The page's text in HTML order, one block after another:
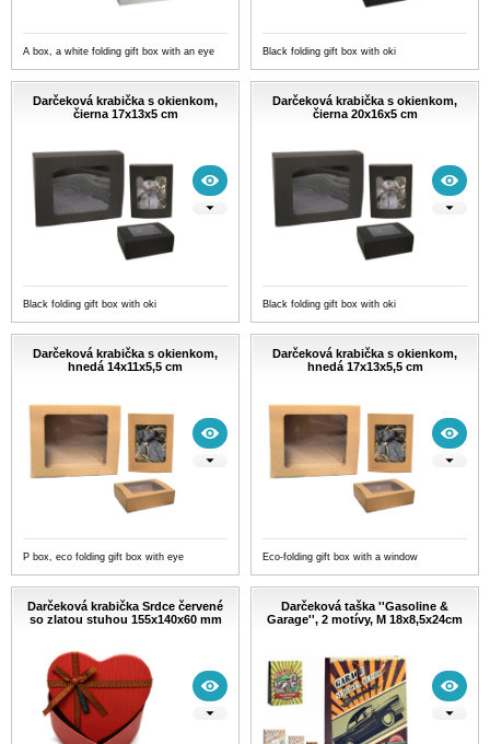
A box, a white folding gift box with an eye Black folding gift box with oki
Darčeková krabička s okienkom,
čierna 17x13x5 cm
Black folding gift box with oki
Darčeková krabička s okienkom,
čierna 20x16x5 cm
Black folding gift box with oki
Darčeková krabička s okienkom,
hnedá 14x11x5,5 cm
P box, eco folding gift box with eye
Darčeková krabička s okienkom,
hnedá 17x13x5,5 cm
Eco-folding gift box with a window
Darčeková krabička Srdce červené
so zlatou stuhou 155x140x60 mm
Darčeková taška ''Gasoline &
Garage'', 2 motívy, M 18x8,5x24cm